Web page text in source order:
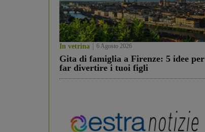
In vetrina 6 Agosto 2026
Gita di famiglia a Firenze: 5 idee per
far divertire i tuoi figli